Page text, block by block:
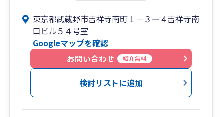
東京都武蔵野市吉祥寺南町１－３ー４吉祥寺南
口ビル５４号室
Googleマップを確認
お問い合わせ
紹介無料
検討リストに追加